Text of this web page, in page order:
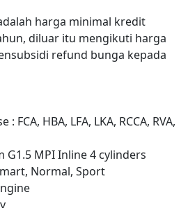
harga minimal kredit
diluar itu mengikuti harga
refund bunga kepada
FCA, HBA, LFA, LKA, RCCA, RVA,
MPI Inline 4 cylinders
Normal, Sport